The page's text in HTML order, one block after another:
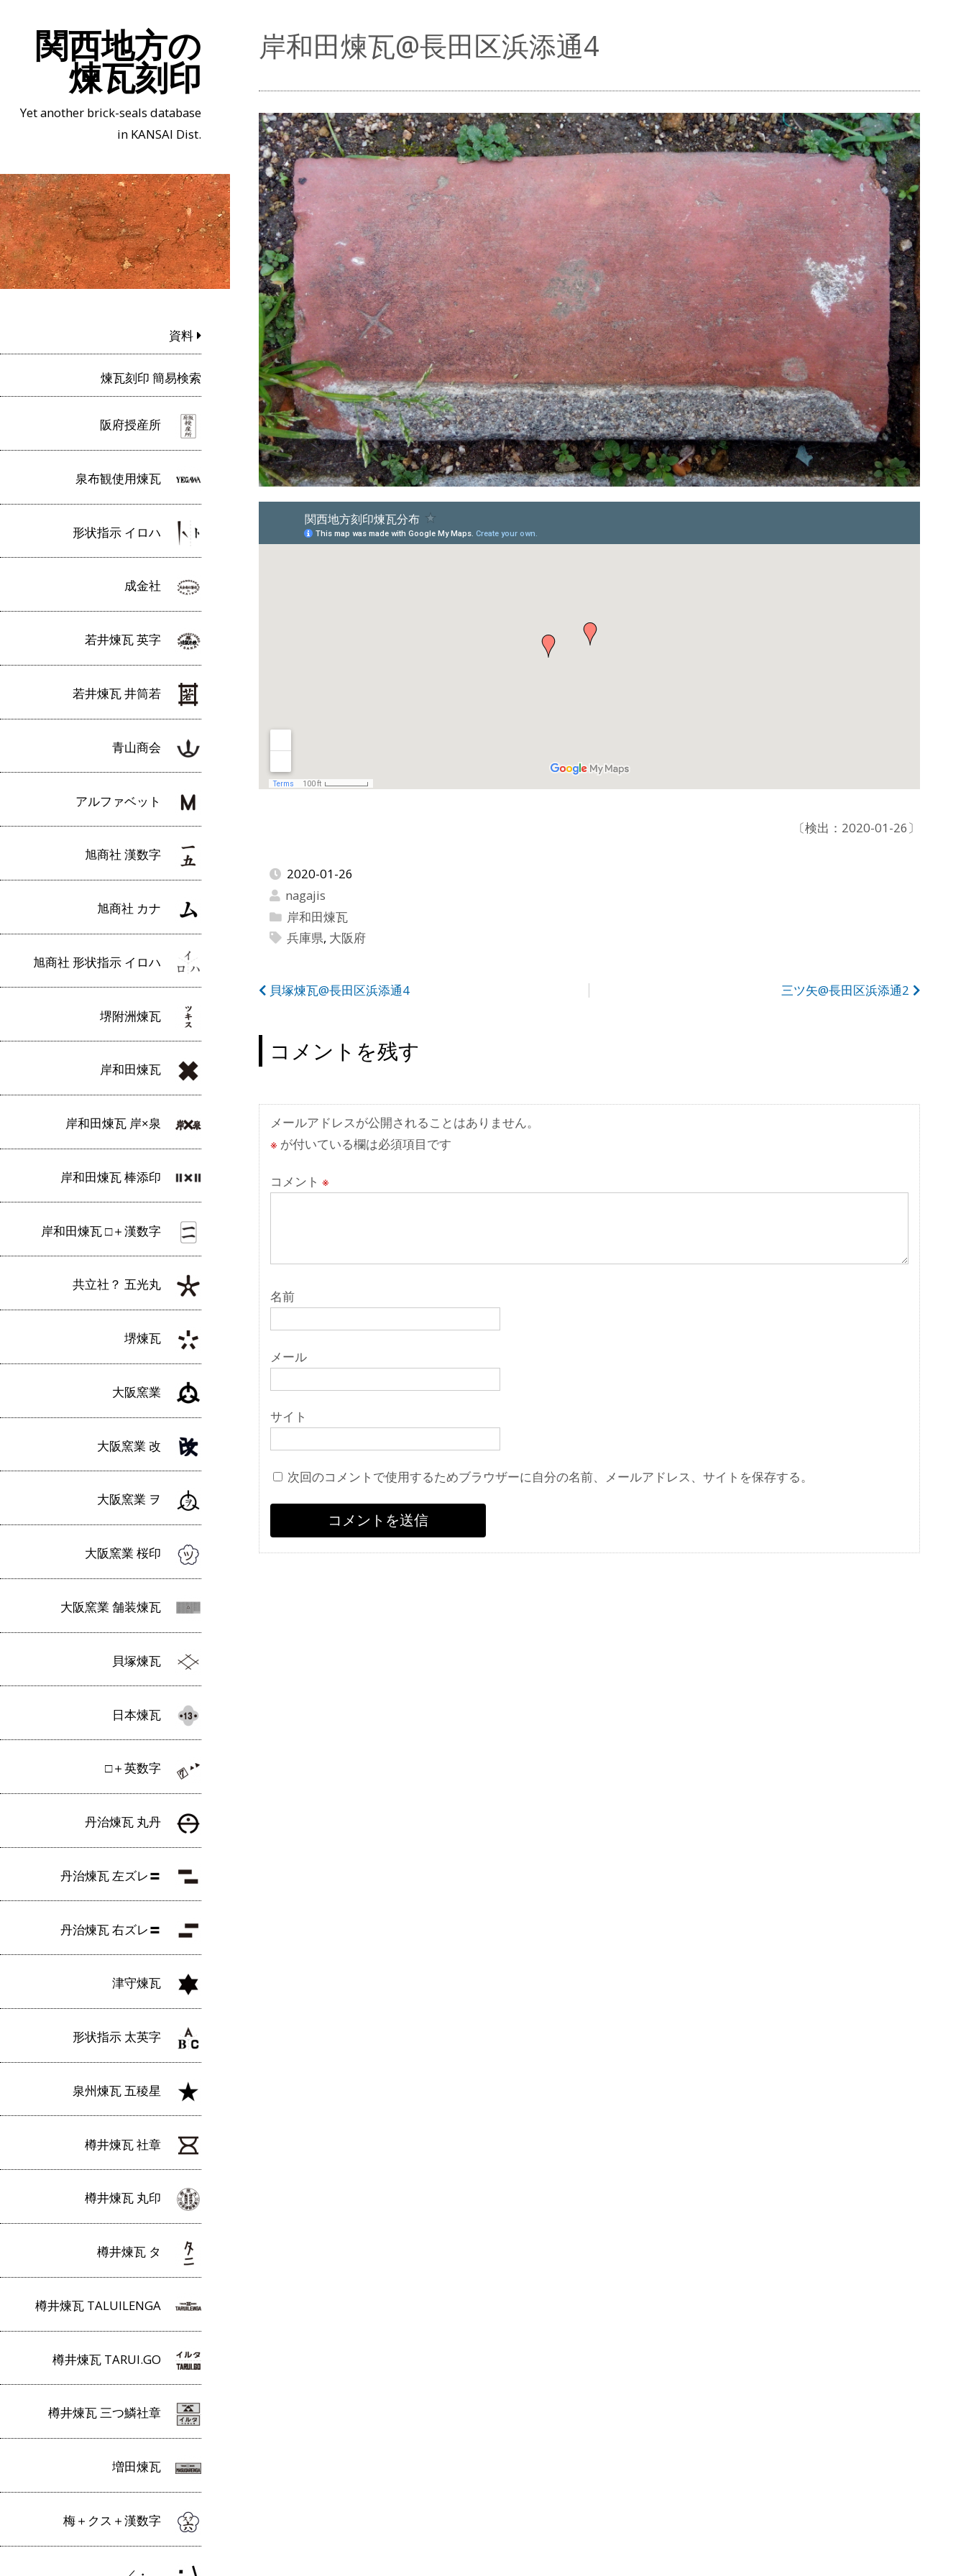
関西地方の
煉瓦刻印
Yet another brick-seals database
in KANSAI Dist.
資料
煉瓦刻印 簡易検索
阪府授産所
泉布観使用煉瓦
形状指示 イロハ
成金社
若井煉瓦 英字
若井煉瓦 井筒若
青山商会
アルファベット
旭商社 漢数字
旭商社 カナ
旭商社 形状指示 イロハ
堺附洲煉瓦
岸和田煉瓦
岸和田煉瓦 岸×泉
岸和田煉瓦 棒添印
岸和田煉瓦 □＋漢数字
共立社？ 五光丸
堺煉瓦
大阪窯業
大阪窯業 改
大阪窯業 ヲ
大阪窯業 桜印
大阪窯業 舗装煉瓦
貝塚煉瓦
日本煉瓦
□＋英数字
丹治煉瓦 丸丹
丹治煉瓦 左ズレ〓
丹治煉瓦 右ズレ〓
津守煉瓦
形状指示 太英字
泉州煉瓦 五稜星
樽井煉瓦 社章
樽井煉瓦 丸印
樽井煉瓦 タ
樽井煉瓦 TALUILENGA
樽井煉瓦 TARUI.GO
樽井煉瓦 三つ鱗社章
増田煉瓦
梅＋クス＋漢数字
岸和田煉瓦@長田区浜添通4
〔検出：2020-01-26〕
2020-01-26
nagajis
岸和田煉瓦
兵庫県, 大阪府
投
ナ
ビ
ゲ
ー
シ
ョ
ン
三ツ矢@長田区浜添通2
貝塚煉瓦@長田区浜添通4
コメントを残す
メールアドレスが公開されることはありません。
※ が付いている欄は必須項目です
コメント ※
名前
メール
サイト
次回のコメントで使用するためブラウザーに自分の名前、メールアドレス、サイトを保存する。